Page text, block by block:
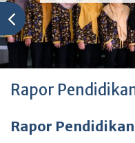
Rapor
Rapor Pendidikan